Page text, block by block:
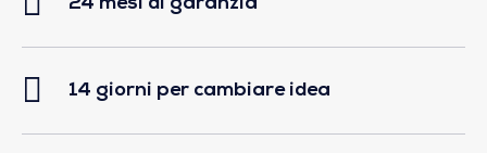
14 giorni per cambiare idea